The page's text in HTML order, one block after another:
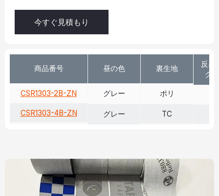
今すぐ見積もり
商品番号
CSR1303-2B-ZN
CSR1303-4B-ZN
昼の色
グレー
グレー
裏生地
ポリ
TC
反射
ク